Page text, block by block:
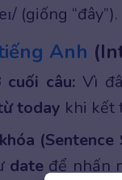
(giống “đây”).
Anh
câu: Vì
today khi kết
(Sentence
dateđể nhấn